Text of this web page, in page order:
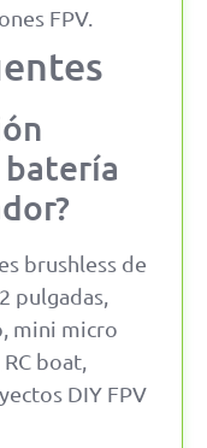
FPV.
brushless de
pulgadas,
mini micro
boat,
DIY FPV